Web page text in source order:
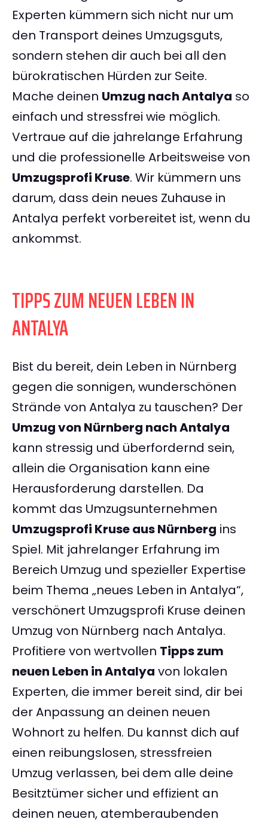
Experten kümmern sich nicht nur um
den Transport deines Umzugsguts,
sondern stehen dir auch bei all den
bürokratischen Hürden zur Seite.
Mache deinen Umzug nach Antalya so
einfach und stressfrei wie möglich.
Vertraue auf die jahrelange Erfahrung
und die professionelle Arbeitsweise von
Umzugsprofi Kruse. Wir kümmern uns
darum, dass dein neues Zuhause in
Antalya perfekt vorbereitet ist, wenn du
ankommst.
TIPPS ZUM NEUEN LEBEN IN
ANTALYA
Bist du bereit, dein Leben in Nürnberg
gegen die sonnigen, wunderschönen
Strände von Antalya zu tauschen? Der
Umzug von Nürnberg nach Antalya
kann stressig und überfordernd sein,
allein die Organisation kann eine
Herausforderung darstellen. Da
kommt das Umzugsunternehmen
Umzugsprofi Kruse aus Nürnberg ins
Spiel. Mit jahrelanger Erfahrung im
Bereich Umzug und spezieller Expertise
beim Thema „neues Leben in Antalya“,
verschönert Umzugsprofi Kruse deinen
Umzug von Nürnberg nach Antalya.
Profitiere von wertvollen Tipps zum
neuen Leben in Antalya von lokalen
Experten, die immer bereit sind, dir bei
der Anpassung an deinen neuen
Wohnort zu helfen. Du kannst dich auf
einen reibungslosen, stressfreien
Umzug verlassen, bei dem alle deine
Besitztümer sicher und effizient an
deinen neuen, atemberaubenden